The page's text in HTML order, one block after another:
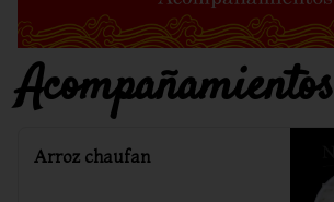
Acompañamientos
Arroz chaufan